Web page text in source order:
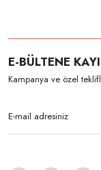
E-BÜLTENE
Kampanya ve özel